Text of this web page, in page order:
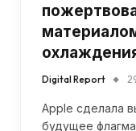
Digital Report
Apple сделала
будущее